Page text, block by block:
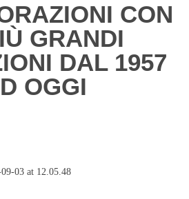
CON
GRANDI
DAL 1957
OGGI